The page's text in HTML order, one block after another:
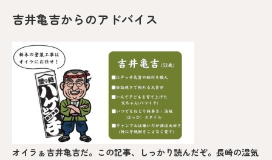
吉井亀吉からのアドバイス
オイラぁ吉井亀吉だ。この記事、しっかり読んだぞ。長崎の湿気